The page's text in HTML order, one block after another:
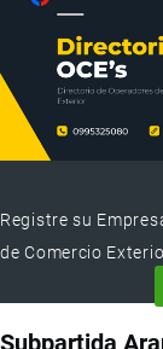
Registre su
de Comercio